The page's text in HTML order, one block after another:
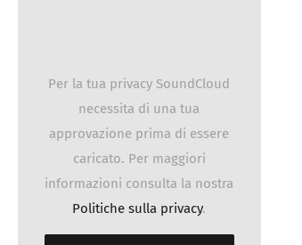
Per la tua privacy SoundCloud
necessita di una tua
approvazione prima di essere
caricato. Per maggiori
informazioni consulta la nostra
Politiche sulla privacy.